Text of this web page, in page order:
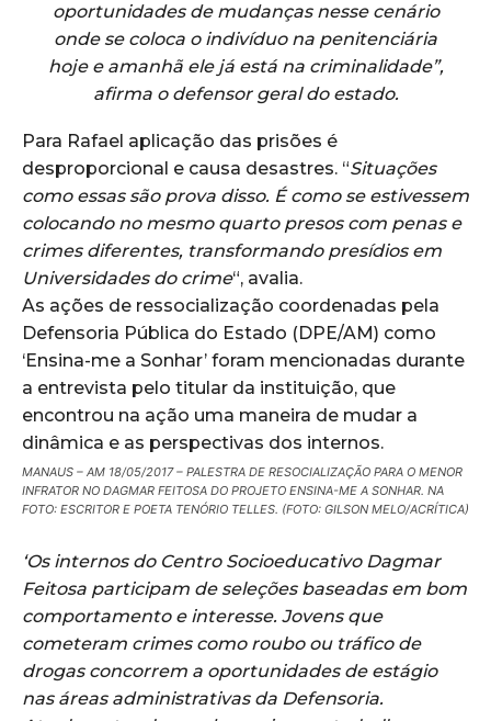
oportunidades de mudanças nesse cenário
onde se coloca o indivíduo na penitenciária
hoje e amanhã ele já está na criminalidade”,
afirma o defensor geral do estado.
Para Rafael aplicação das prisões é
desproporcional e causa desastres. “Situações
como essas são prova disso. É como se estivessem
colocando no mesmo quarto presos com penas e
crimes diferentes, transformando presídios em
Universidades do crime“, avalia.
As ações de ressocialização coordenadas pela
Defensoria Pública do Estado (DPE/AM) como
‘Ensina-me a Sonhar’ foram mencionadas durante
a entrevista pelo titular da instituição, que
encontrou na ação uma maneira de mudar a
dinâmica e as perspectivas dos internos.
MANAUS – AM 18/05/2017 – PALESTRA DE RESOCIALIZAÇÃO PARA O MENOR
INFRATOR NO DAGMAR FEITOSA DO PROJETO ENSINA-ME A SONHAR. NA
FOTO: ESCRITOR E POETA TENÓRIO TELLES. (FOTO: GILSON MELO/ACRÍTICA)
‘Os internos do Centro Socioeducativo Dagmar
Feitosa participam de seleções baseadas em bom
comportamento e interesse. Jovens que
cometeram crimes como roubo ou tráfico de
drogas concorrem a oportunidades de estágio
nas áreas administrativas da Defensoria.